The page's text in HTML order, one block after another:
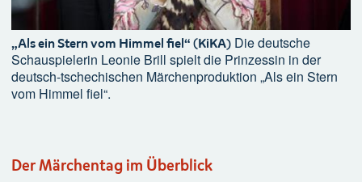
„Als ein Stern vom Himmel fiel“ (KiKA) Die deutsche
Schauspielerin Leonie Brill spielt die Prinzessin in der
deutsch-tschechischen Märchenproduktion „Als ein Stern
vom Himmel fiel“.
Der Märchentag im Überblick